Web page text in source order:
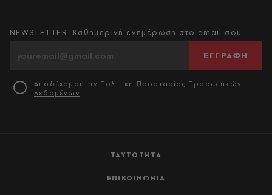
ΤΑΥΤΟΤΗΤΑ
ΕΠΙΚΟΙΝΩΝΙΑ
NEWSLETTER: Καθημερινή ενημέρωση στο email σου
ΕΓΓΡΑΦΗ
Αποδέχομαι την Πολιτική Προστασίας Προσωπικών
Δεδομένων